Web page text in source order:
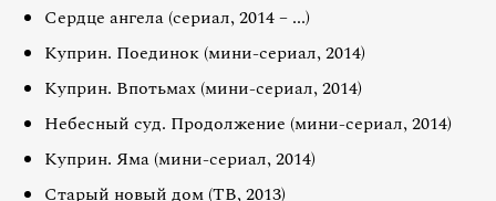
Сердце ангела (сериал, 2014 – ...)
Куприн. Поединок (мини-сериал, 2014)
Куприн. Впотьмах (мини-сериал, 2014)
Небесный суд. Продолжение (мини-сериал, 2014)
Куприн. Яма (мини-сериал, 2014)
Старый новый дом (ТВ, 2013)